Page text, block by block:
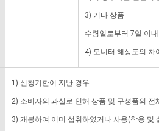
3) 기타 상품
수령일로부터 7일 이
4) 모니터 해상도의 차
1) 신청기한이 지난 경우
2) 소비자의 과실로 인해 상품 및 구성품의
3) 개봉하여 이미 섭취하였거나 사용(착용 및